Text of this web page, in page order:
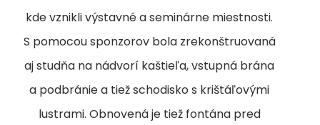
kde vznikli výstavné a seminárne miestnosti.
S pomocou sponzorov bola zrekonštruovaná
aj studňa na nádvorí kaštieľa, vstupná brána
a podbránie a tiež schodisko s krištáľovými
lustrami. Obnovená je tiež fontána pred